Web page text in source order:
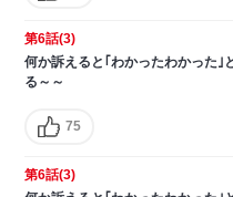
第6話(3)
何か訴えると｢わかったわかった｣
る～～
75
第6話(3)